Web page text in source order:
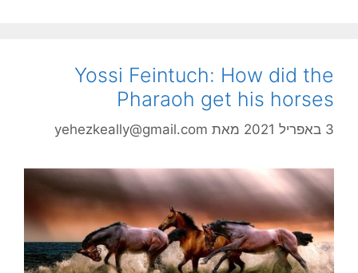
Yossi Feintuch: How did the
Pharaoh get his horses
3 באפריל 2021 מאת yehezkeally@gmail.com